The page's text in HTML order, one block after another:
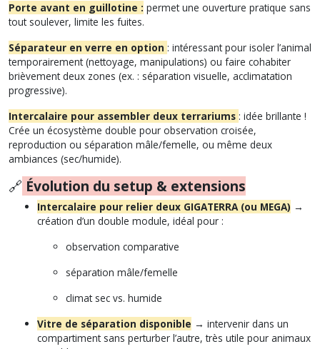
Porte avant en guillotine : permet une ouverture pratique sans
tout soulever, limite les fuites.
Séparateur en verre en option : intéressant pour isoler l’animal
temporairement (nettoyage, manipulations) ou faire cohabiter
brièvement deux zones (ex. : séparation visuelle, acclimatation
progressive).
Intercalaire pour assembler deux terrariums : idée brillante !
Crée un écosystème double pour observation croisée,
reproduction ou séparation mâle/femelle, ou même deux
ambiances (sec/humide).
🔗 Évolution du setup & extensions
Intercalaire pour relier deux GIGATERRA (ou MEGA) →
création d’un double module, idéal pour :
observation comparative
séparation mâle/femelle
climat sec vs. humide
Vitre de séparation disponible → intervenir dans un
compartiment sans perturber l’autre, très utile pour animaux